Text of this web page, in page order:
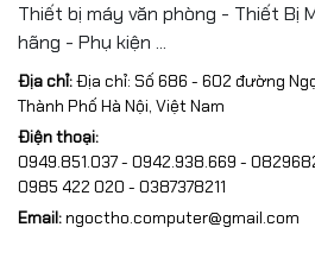
Thiết bị máy văn phòng - Thiết Bị
hãng - Phụ kiện ...
Địa chỉ:Địa chỉ: Số 686 - 602 đường
Thành Phố Hà Nội, Việt Nam
Điện thoại:
0949.851.037 - 0942.938.669 -
0985 422 020 - 0387378211
Email:ngoctho.computer@gmail.com